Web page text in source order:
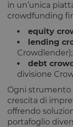
in un’unica
crowdfunding
equity
lending
Crowdlender);
debt
divisione
Ogni strumento
crescita di
offrendo
portafoglio